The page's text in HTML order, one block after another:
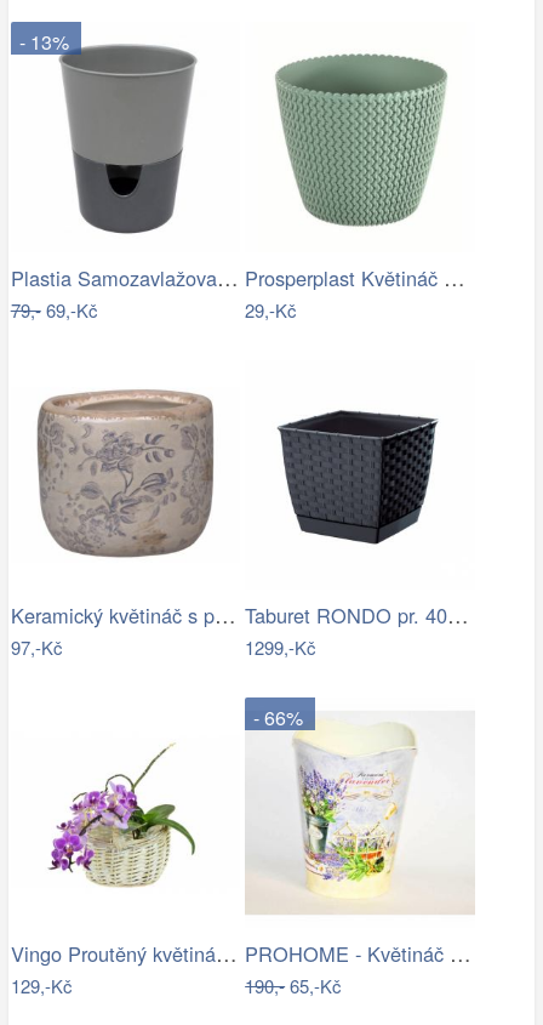
- 13%
Plastia Samozavlažovací květináč…
79,-69,-Kč
Prosperplast Květináč Splofy šalvěj,…
29,-Kč
Keramický květináč s popraskáním Melun …
97,-Kč
Taburet RONDO pr. 40 cm béžová…
1299,-Kč
Vingo Proutěný květináč košíček s…
129,-Kč
- 66%
PROHOME - Květináč kulatý vysoký…
190,-65,-Kč